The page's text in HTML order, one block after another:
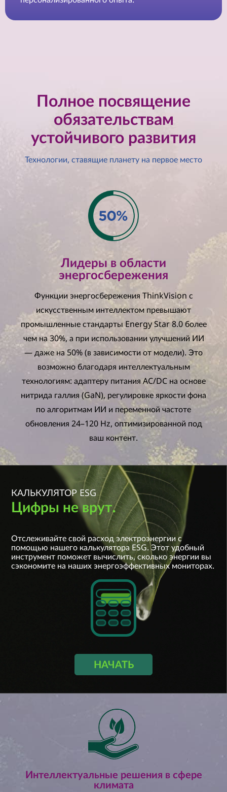
б
т
в
е
Полное посвящение
обязательствам
устойчивого развития
Технологии, ставящие планету на первое место
Лидеры в области
энергосбережения
Функции энергосбережения ThinkVision с
искусственным интеллектом превышают
промышленные стандарты Energy Star 8.0 более
чем на 30%, а при использовании улучшений ИИ
— даже на 50% (в зависимости от модели). Это
возможно благодаря интеллектуальным
технологиям: адаптеру питания AC/DC на основе
нитрида галлия (GaN), регулировке яркости фона
по алгоритмам ИИ и переменной частоте
обновления 24–120 Hz, оптимизированной под
ваш контент.
КАЛЬКУЛЯТОР ESG
Цифры не врут.
Отслеживайте свой расход электроэнергии с
помощью нашего калькулятора ESG. Этот удобный
инструмент поможет вычислить, сколько энергии вы
сэкономите на наших энергоэффективных мониторах.
НАЧАТЬ
Выберите страну/регион:
Выберите вариант
Название модели
Размер/частота обновления
Количество мониторов
Срок использования (год)
Выберите вариант
лет в
Общая сумма экономии энергии:
Процент снижения годовой
энергопотребления:
Общая сумма экономии на электроэнергии:
Интеллектуальные решения в сфере
климата